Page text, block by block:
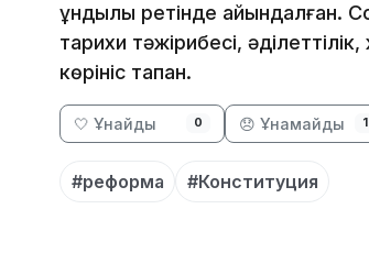
құндылық ретінде айқындалған.
тарихи тәжірибесі,
көрініс тапқан.
🤍 Ұнайды 0 😞 Ұнамайды 1
#реформа #Конституция